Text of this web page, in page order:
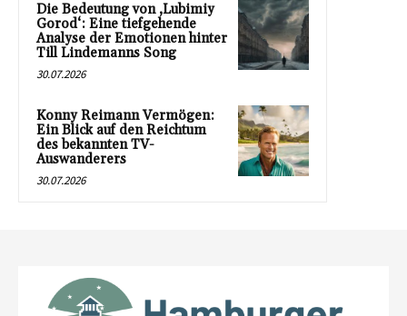
Die Bedeutung von ‚Lubimiy
Gorod‘: Eine tiefgehende
Analyse der Emotionen hinter
Till Lindemanns Song
30.07.2026
Konny Reimann Vermögen:
Ein Blick auf den Reichtum
des bekannten TV-
Auswanderers
30.07.2026